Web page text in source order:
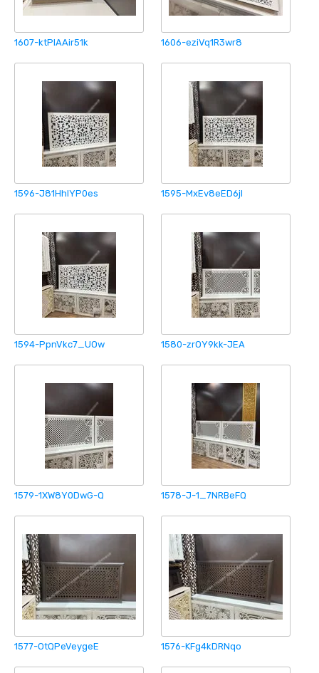
1607-ktPlAAir51k 1606-eziVq1R3wr8
1596-J81HhIYP0es 1595-MxEv8eED6jI
1594-PpnVkc7_UOw 1580-zrOY9kk-JEA
1579-1XW8Y0DwG-Q 1578-J-1_7NRBeFQ
1577-OtQPeVeygeE 1576-KFg4kDRNqo